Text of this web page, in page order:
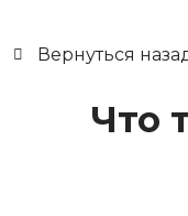
Вернуться
Что